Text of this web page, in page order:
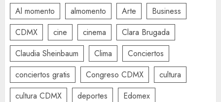
Al momento
almomento Arte
Business
CDMX
cine cinema
Clara Brugada
Claudia Sheinbaum
Clima
Conciertos
conciertos gratis
Congreso CDMX
cultura
cultura CDMX
deportes
Edomex